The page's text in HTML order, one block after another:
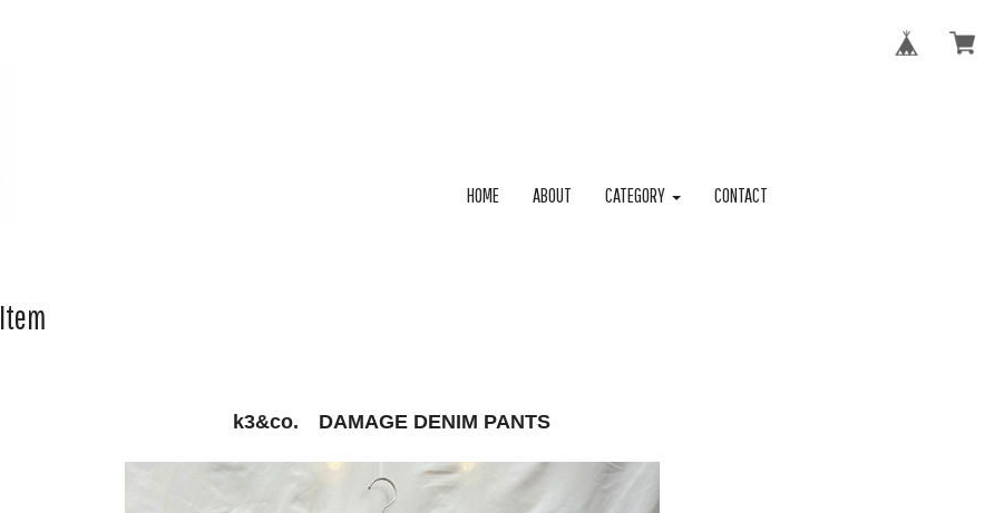
HOME ABOUT CATEGORY CONTACT
Item
k3&co. DAMAGE DENIM PANTS